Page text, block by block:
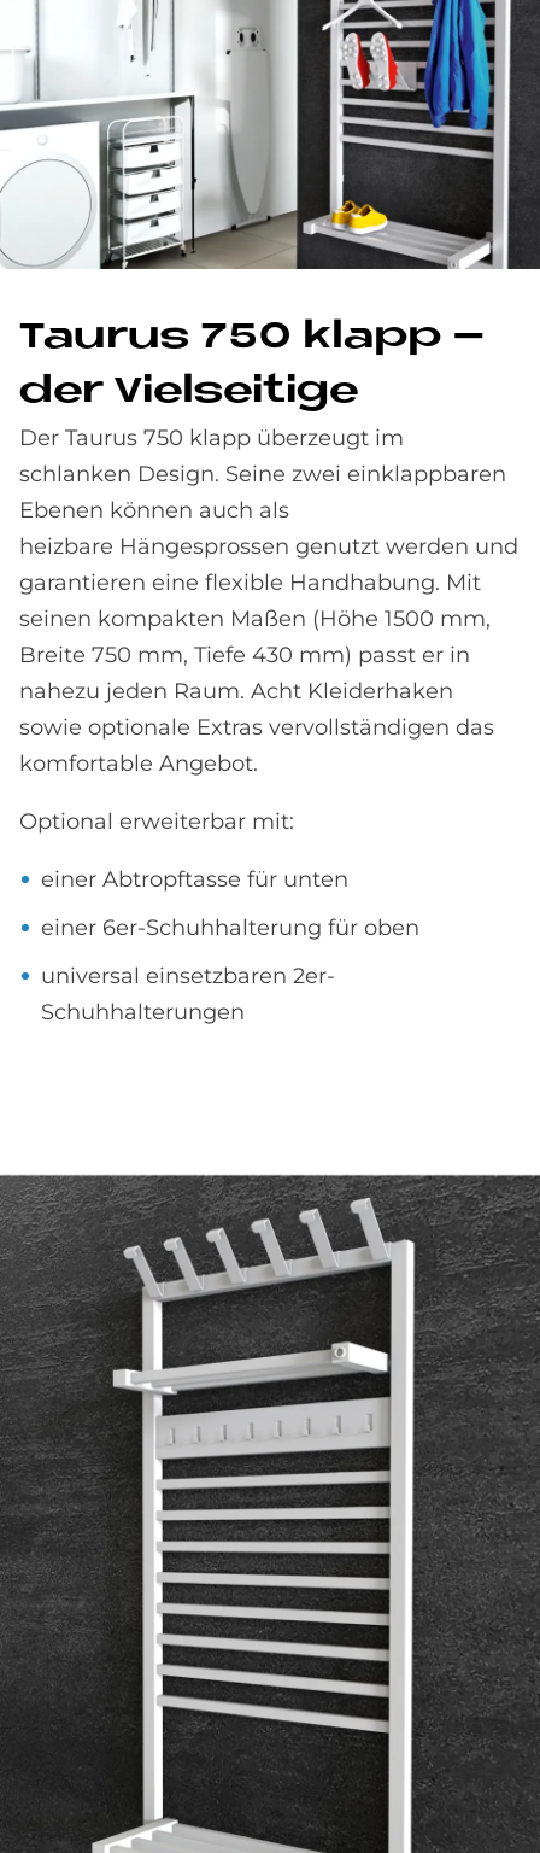
Tau­rus 750 kla­pp –
der Viel­sei­ti­ge
Der Taurus 750 klapp überzeugt im
schlanken Design. Seine zwei einklappbaren
Ebenen können auch als
heizbare Hängesprossen genutzt werden und
garantieren eine flexible Handhabung. Mit
seinen kompakten Maßen (Höhe 1500 mm,
Breite 750 mm, Tiefe 430 mm) passt er in
nahezu jeden Raum. Acht Kleiderhaken
sowie optionale Extras vervollständigen das
komfortable Angebot.
Optional erweiterbar mit:
einer Abtropftasse für unten
einer 6er-Schuhhalterung für oben
universal einsetzbaren 2er-
Schuhhalterungen